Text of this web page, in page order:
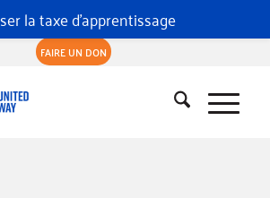
FAIRE UN DON
la taxe d'apprentissage